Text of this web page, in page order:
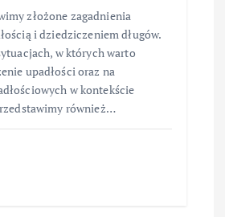
złożone zagadnienia
i dziedziczeniem długów.
w których warto
upadłości oraz na
w kontekście
również…